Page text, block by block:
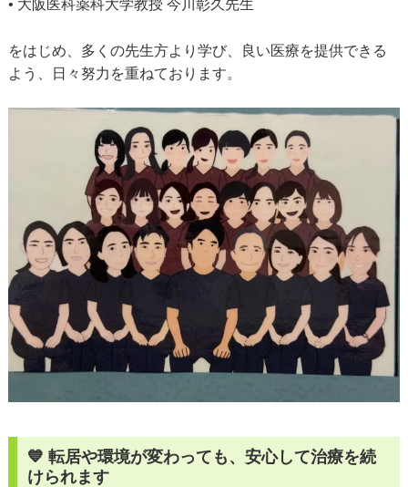
• 大阪医科薬科大学教授 今川彰久先生
をはじめ、多くの先生方より学び、良い医療を提供できる
よう、日々努力を重ねております。
💙 転居や環境が変わっても、安心して治療を続
けられます